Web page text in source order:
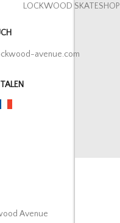
LOCKWOOD SKATESHOP
avenue.com
Avenue